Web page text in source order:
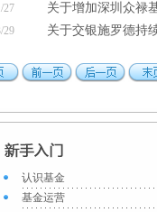
27 关于增加深圳众禄
29 关于交银施罗德持
认识基金
基金运营